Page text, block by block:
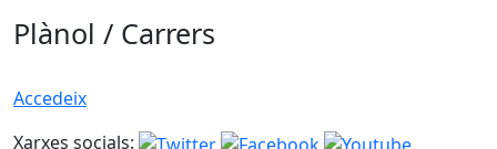
Plànol / Carrers
Accedeix
Xarxes socials: